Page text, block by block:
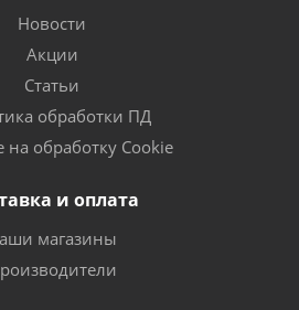
Новости
Акции
Статьи
обработки ПД
на обработку Cookie
и оплата
магазины